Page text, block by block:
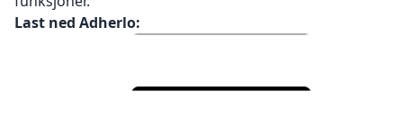
Last ned Adherlo: